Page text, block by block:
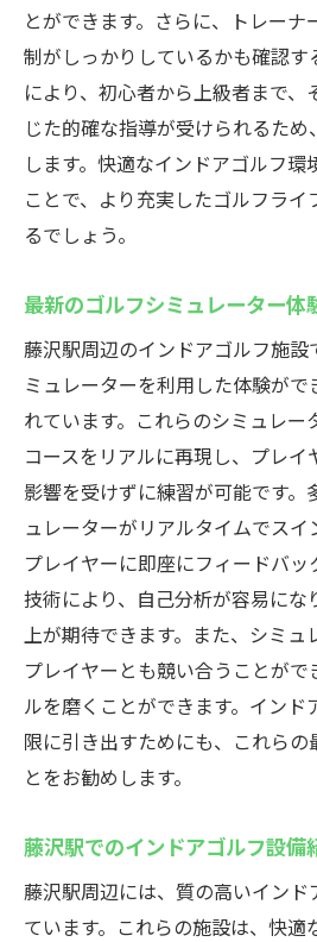
とができます。さらに、トレー
制がしっかりしているかも確認す
により、初心者から上級者まで
じた的確な指導が受けられるた
します。快適なインドアゴルフ
ことで、より充実したゴルフラ
るでしょう。
最新のゴルフシミュレーター体
藤沢駅周辺のインドアゴルフ施
ミュレーターを利用した体験が
れています。これらのシミュレー
コースをリアルに再現し、プレ
影響を受けずに練習が可能です。
ュレーターがリアルタイムでスイ
プレイヤーに即座にフィードバッ
技術により、自己分析が容易にな
上が期待できます。また、シミュ
プレイヤーとも競い合うことが
ルを磨くことができます。インド
限に引き出すためにも、これらの
とをお勧めします。
藤沢駅でのインドアゴルフ設備
藤沢駅周辺には、質の高いインド
ています。これらの施設は、快適